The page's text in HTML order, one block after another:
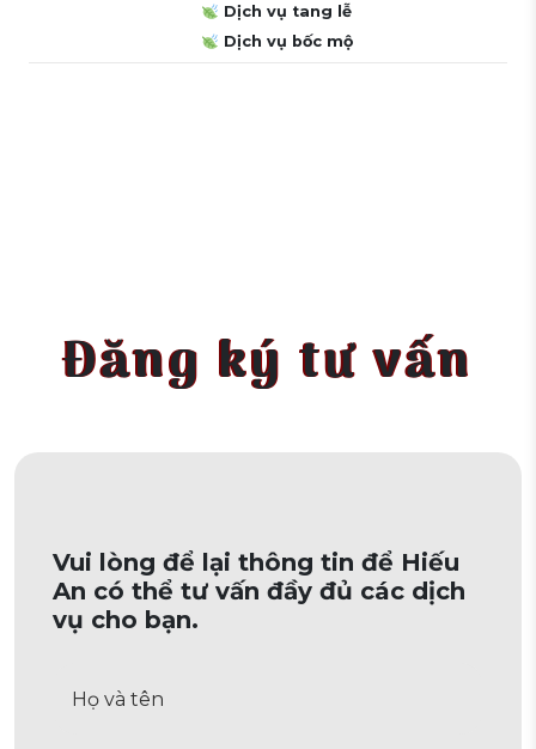
Dịch vụ tang lễ
Dịch vụ bốc mộ
Đăng ký tư vấn
Vui lòng để lại thông tin để Hiếu
An có thể tư vấn đầy đủ các dịch
vụ cho bạn.